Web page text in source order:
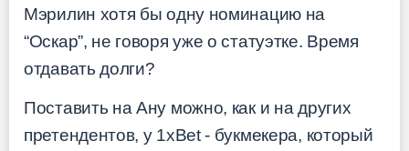
Мэрилин хотя бы одну номинацию на
“Оскар”, не говоря уже о статуэтке. Время
отдавать долги?
Поставить на Ану можно, как и на других
претендентов, у 1xBet - букмекера, который